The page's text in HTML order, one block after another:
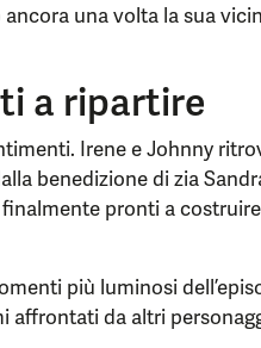
una volta la sua
a ripartire
Irene e Johnny
benedizione di zia
pronti a
più luminosi
affrontati da altri